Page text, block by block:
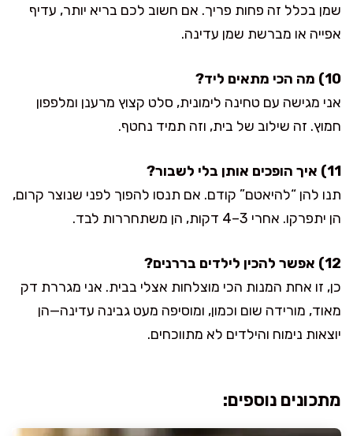
שמן בכלל זה פחות פריך. אם חשוב לכם בריא יותר, עדיף
אפייה או מברשת שמן עדינה.
10) מה הכי מתאים ליד?
אני מגישה עם טחינה לימונית, סלט קצוץ מרענן ומלפפון
חמוץ. זה שילוב של בית, וזה תמיד נחטף.
11) איך הופכים אותן בלי לשבור?
תנו להן “להיאטם” קודם. אם תנסו להפוך לפני שנוצר קרום,
הן יתפרקו. אחרי 3–4 דקות, הן משתחררות לבד.
12) אפשר להכין לילדים בררנים?
כן, זו אחת המנות הכי מוצלחות אצלי בבית. אני מגררת דק
מאוד, מורידה שום וכמון, ומוסיפה מעט גבינה עדינה—הן
יוצאות נימוח והילדים לא מתווכחים.
מתכונים נוספים: